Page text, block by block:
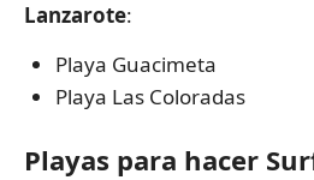
Lanzarote:
Playa Guacimeta
Playa Las Coloradas
Playas para hacer